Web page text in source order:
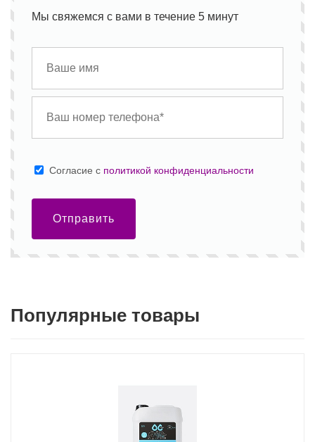
Мы свяжемся с вами в течение 5 минут
Cогласие с политикой конфиденциальности
Отправить
Популярные товары